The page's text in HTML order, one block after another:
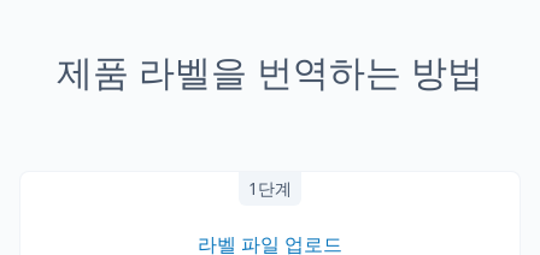
제품 라벨을 번역하는 방법
1단계
라벨 파일 업로드